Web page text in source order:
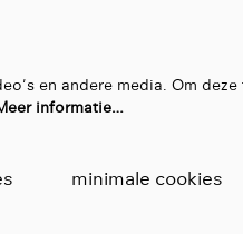
en andere media. Om
informatie…
minimale cookies